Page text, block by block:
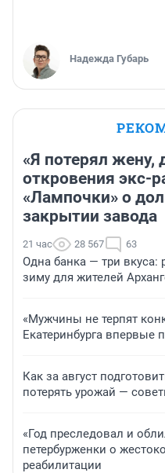
Надежда Губарь
«Я потерял жену,
откровения экс-
«Лампочки» о
закрытии завода
21 час 28 567 63
Одна банка — три вкуса:
зиму для жителей
«Мужчины не терпят
Екатеринбурга впервые
Как за август
потерять урожай —
«Год преследовал и
петербурженки о
реабилитации